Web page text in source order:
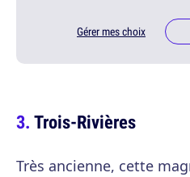
Gérer mes choix
Trois-Rivières
Très ancienne, cette